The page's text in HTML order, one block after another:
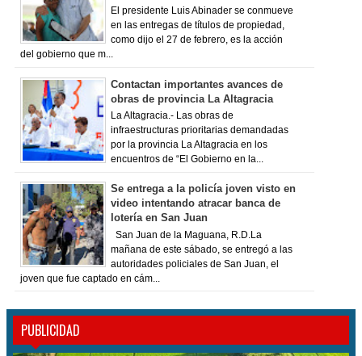
El presidente Luis Abinader se conmueve
en las entregas de títulos de propiedad,
como dijo el 27 de febrero, es la acción
del gobierno que m...
Contactan importantes avances de
obras de provincia La Altagracia
La Altagracia.- Las obras de
infraestructuras prioritarias demandadas
por la provincia La Altagracia en los
encuentros de “El Gobierno en la...
Se entrega a la policía joven visto en
video intentando atracar banca de
lotería en San Juan
San Juan de la Maguana, R.D.La
mañana de este sábado, se entregó a las
autoridades policiales de San Juan, el
joven que fue captado en cám...
PUBLICIDAD